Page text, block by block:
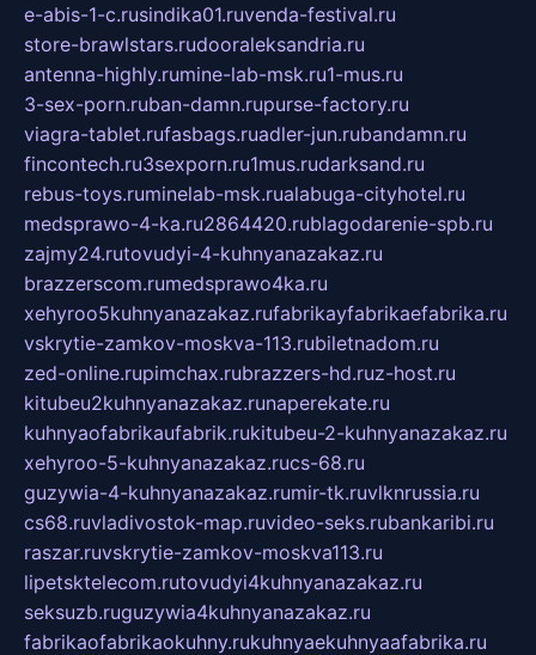
e-abis-1-c.rusindika01.ruvenda-festival.ru
store-brawlstars.rudooraleksandria.ru
antenna-highly.rumine-lab-msk.ru1-mus.ru
3-sex-porn.ruban-damn.rupurse-factory.ru
viagra-tablet.rufasbags.ruadler-jun.rubandamn.ru
fincontech.ru3sexporn.ru1mus.rudarksand.ru
rebus-toys.ruminelab-msk.rualabuga-cityhotel.ru
medsprawo-4-ka.ru2864420.rublagodarenie-spb.ru
zajmy24.rutovudyi-4-kuhnyanazakaz.ru
brazzerscom.rumedsprawo4ka.ru
xehyroo5kuhnyanazakaz.rufabrikayfabrikaefabrika.ru
vskrytie-zamkov-moskva-113.rubiletnadom.ru
zed-online.rupimchax.rubrazzers-hd.ruz-host.ru
kitubeu2kuhnyanazakaz.runaperekate.ru
kuhnyaofabrikaufabrik.rukitubeu-2-kuhnyanazakaz.ru
xehyroo-5-kuhnyanazakaz.rucs-68.ru
guzywia-4-kuhnyanazakaz.rumir-tk.ruvlknrussia.ru
cs68.ruvladivostok-map.ruvideo-seks.rubankaribi.ru
raszar.ruvskrytie-zamkov-moskva113.ru
lipetsktelecom.rutovudyi4kuhnyanazakaz.ru
seksuzb.ruguzywia4kuhnyanazakaz.ru
fabrikaofabrikaokuhny.rukuhnyaekuhnyaafabrika.ru